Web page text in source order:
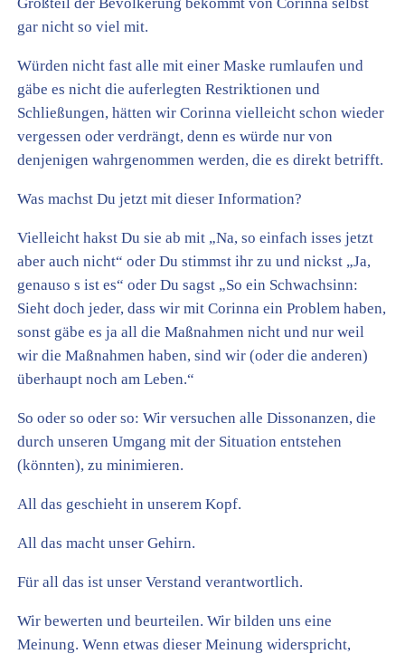
gar nicht so viel mit.
Würden nicht fast alle mit einer Maske rumlaufen und
gäbe es nicht die auferlegten Restriktionen und
Schließungen, hätten wir Corinna vielleicht schon wieder
vergessen oder verdrängt, denn es würde nur von
denjenigen wahrgenommen werden, die es direkt betrifft.
Was machst Du jetzt mit dieser Information?
Vielleicht hakst Du sie ab mit „Na, so einfach isses jetzt
aber auch nicht“ oder Du stimmst ihr zu und nickst „Ja,
genauso s ist es“ oder Du sagst „So ein Schwachsinn:
Sieht doch jeder, dass wir mit Corinna ein Problem haben,
sonst gäbe es ja all die Maßnahmen nicht und nur weil
wir die Maßnahmen haben, sind wir (oder die anderen)
überhaupt noch am Leben.“
So oder so oder so: Wir versuchen alle Dissonanzen, die
durch unseren Umgang mit der Situation entstehen
(könnten), zu minimieren.
All das geschieht in unserem Kopf.
All das macht unser Gehirn.
Für all das ist unser Verstand verantwortlich.
Wir bewerten und beurteilen. Wir bilden uns eine
Meinung. Wenn etwas dieser Meinung widerspricht,